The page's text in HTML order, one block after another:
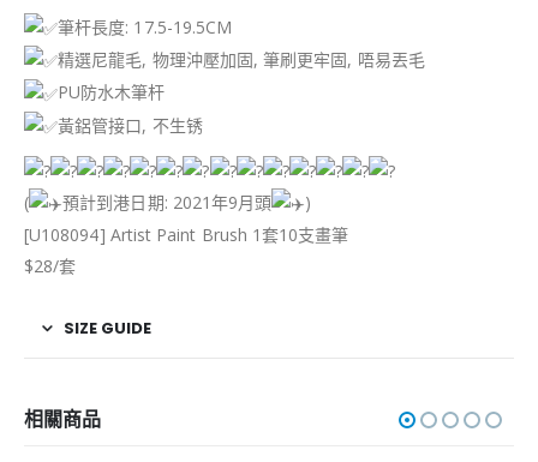
筆杆長度: 17.5-19.5CM
精選尼龍毛, 物理沖壓加固, 筆刷更牢固, 唔易丟毛
PU防水木筆杆
黃鋁管接口, 不生锈
( 預計到港日期: 2021年9月頭
)
[U108094] Artist Paint Brush 1套10支畫筆
$28/套
SIZE GUIDE
相關商品